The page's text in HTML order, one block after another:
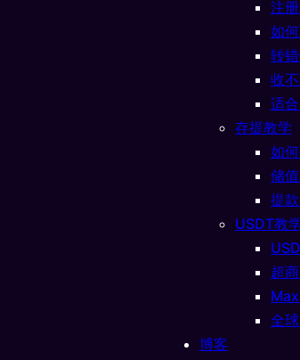
注
如
转
收
适
存提教学
如
储
提
USDT教
超
全
博客
是什么？币圈最